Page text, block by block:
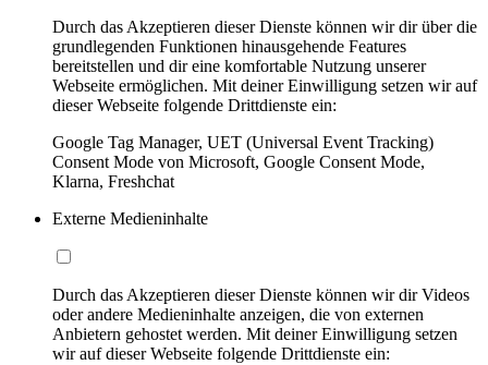
Durch das Akzeptieren dieser Dienste können wir dir über die
grundlegenden Funktionen hinausgehende Features
bereitstellen und dir eine komfortable Nutzung unserer
Webseite ermöglichen. Mit deiner Einwilligung setzen wir auf
dieser Webseite folgende Drittdienste ein:
Google Tag Manager, UET (Universal Event Tracking)
Consent Mode von Microsoft, Google Consent Mode,
Klarna, Freshchat
Externe Medieninhalte
Durch das Akzeptieren dieser Dienste können wir dir Videos
oder andere Medieninhalte anzeigen, die von externen
Anbietern gehostet werden. Mit deiner Einwilligung setzen
wir auf dieser Webseite folgende Drittdienste ein: